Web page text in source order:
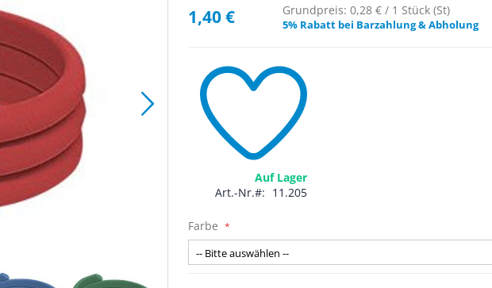
1,40 € Grundpreis: 0,28 € / 1 Stück (St)
5% Rabatt bei Barzahlung & Abholung
Auf Lager
Art.-Nr.
11.205
Farbe